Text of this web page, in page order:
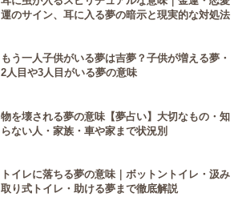
運のサイン、耳に入る夢の暗示と現実的な対処法
もう一人子供がいる夢は吉夢？子供が増える夢・
2人目や3人目がいる夢の意味
物を壊される夢の意味【夢占い】大切なもの・知
らない人・家族・車や家まで状況別
トイレに落ちる夢の意味｜ボットントイレ・汲み
取り式トイレ・助ける夢まで徹底解説